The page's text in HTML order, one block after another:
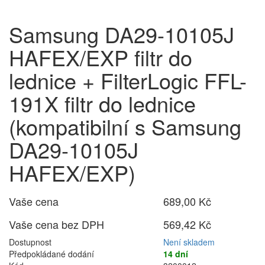
Samsung DA29-10105J
HAFEX/EXP filtr do
lednice + FilterLogic FFL-
191X filtr do lednice
(kompatibilní s Samsung
DA29-10105J
HAFEX/EXP)
Vaše cena
689,00 Kč
Vaše cena bez DPH
569,42 Kč
Dostupnost
Není skladem
Předpokládané dodání
14 dní